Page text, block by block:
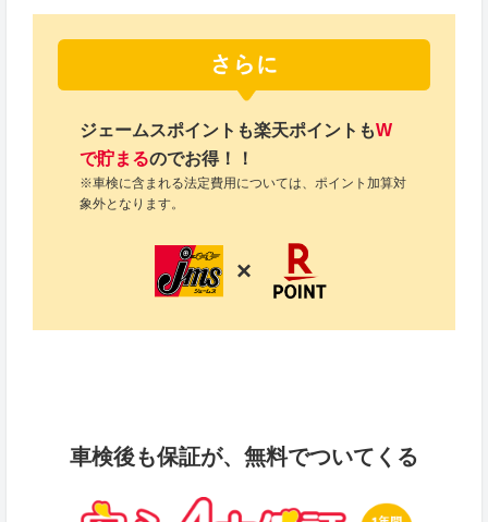
ジェームスポイントも楽天ポイントもW
で貯まるのでお得！！
※車検に含まれる法定費用については、ポイント加算対
象外となります。
×
車検後も保証が、無料でついてくる